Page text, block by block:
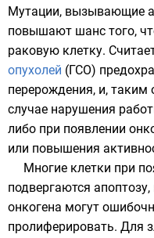
Мутации, вызывающие
повышают шанс того,
раковую клетку.
опухолей (ГСО)
перерождения, и, таким
случае нарушения
либо при появлении
или повышения
Многие клетки при
подвергаются апоптозу
онкогена могут
пролиферировать. Для